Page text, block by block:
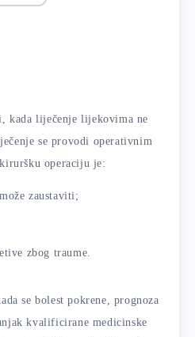
kada liječenje lijekovima ne
se provodi operativnim
operaciju je:
zaustaviti;
zbog traume.
se bolest pokrene, prognoza
kvalificirane medicinske